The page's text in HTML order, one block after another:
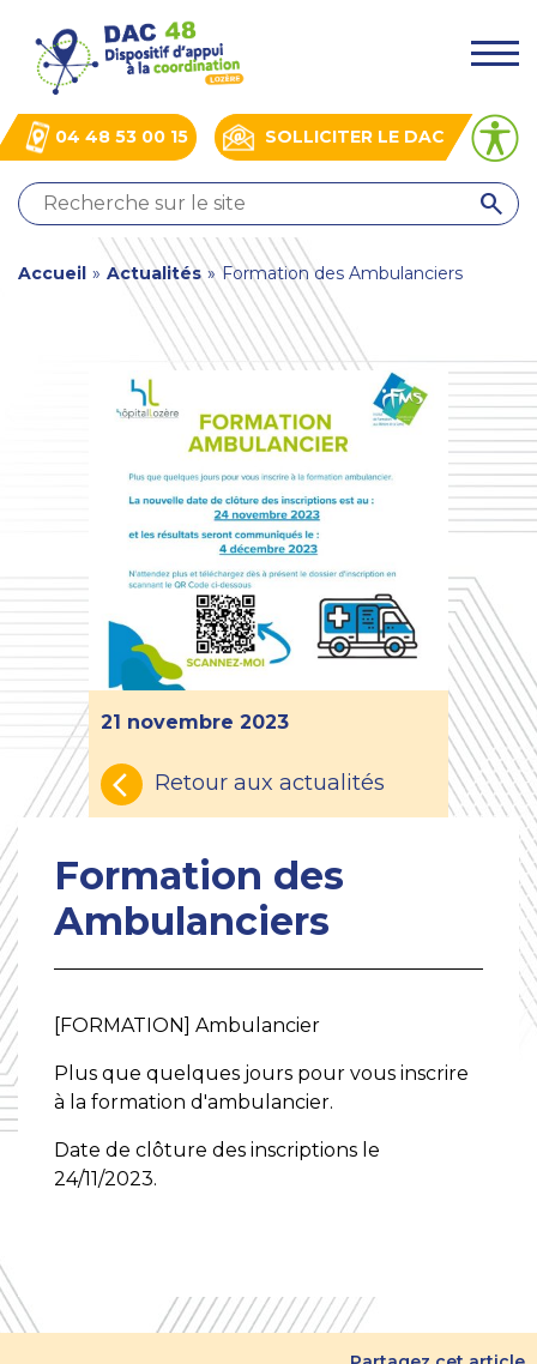
contenu
principal
SOLLICITER LE DAC
04 48 53 00 15
.
QUI
SOMMES-
?
ACTUALITÉS
You
Accueil » Actualités » Formation des Ambulanciers
21 novembre 2023
Retour aux actualités
Formation des
Ambulanciers
[FORMATION] Ambulancier
Plus que quelques jours pour vous inscrire
à la formation d'ambulancier.
Date de clôture des inscriptions le
24/11/2023.